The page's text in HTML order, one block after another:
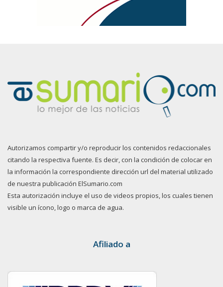
Autorizamos compartir y/o reproducir los contenidos redaccionales
citando la respectiva fuente. Es decir, con la condición de colocar en
la información la correspondiente dirección url del material utilizado
de nuestra publicación ElSumario.com
Esta autorización incluye el uso de videos propios, los cuales tienen
visible un ícono, logo o marca de agua.
Afiliado a